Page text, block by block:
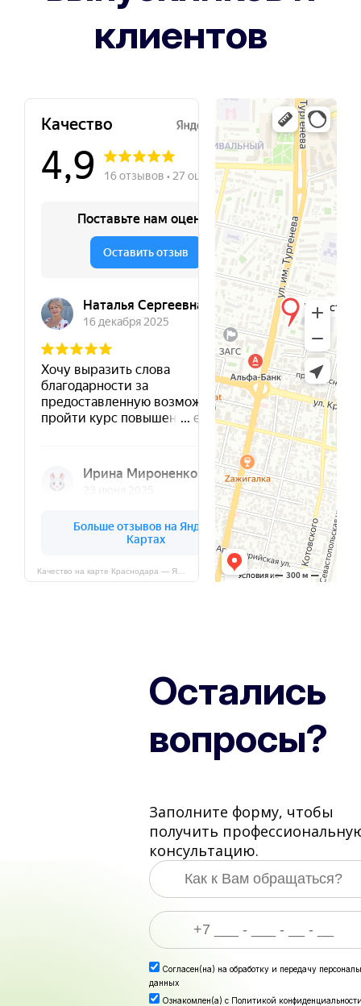
клиентов
Остались
вопросы?
Заполните форму, чтобы
получить
консультацию.
Согласен(на) на обработку и передачу
данных
Ознакомлен(а) с Политикой